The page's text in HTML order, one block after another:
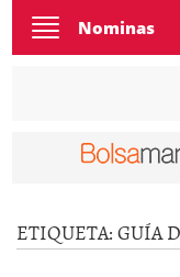
Toggle
navigation
Nominas
ETIQUETA:GUÍA